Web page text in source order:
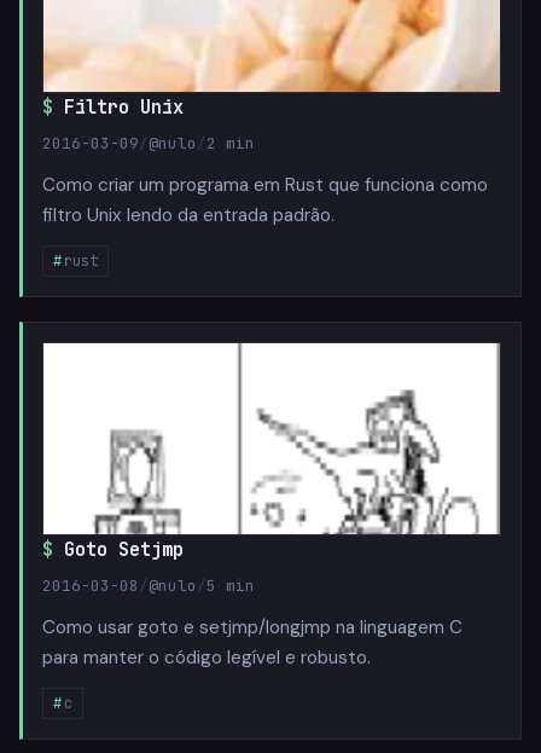
Filtro Unix
2016-03-09/@nulo/2 min
Como criar um programa em Rust que funciona como
filtro Unix lendo da entrada padrão.
rust
Goto Setjmp
2016-03-08 /@nulo /5 min
Como usar goto e setjmp/longjmp na linguagem C
para manter o código legível e robusto.
c